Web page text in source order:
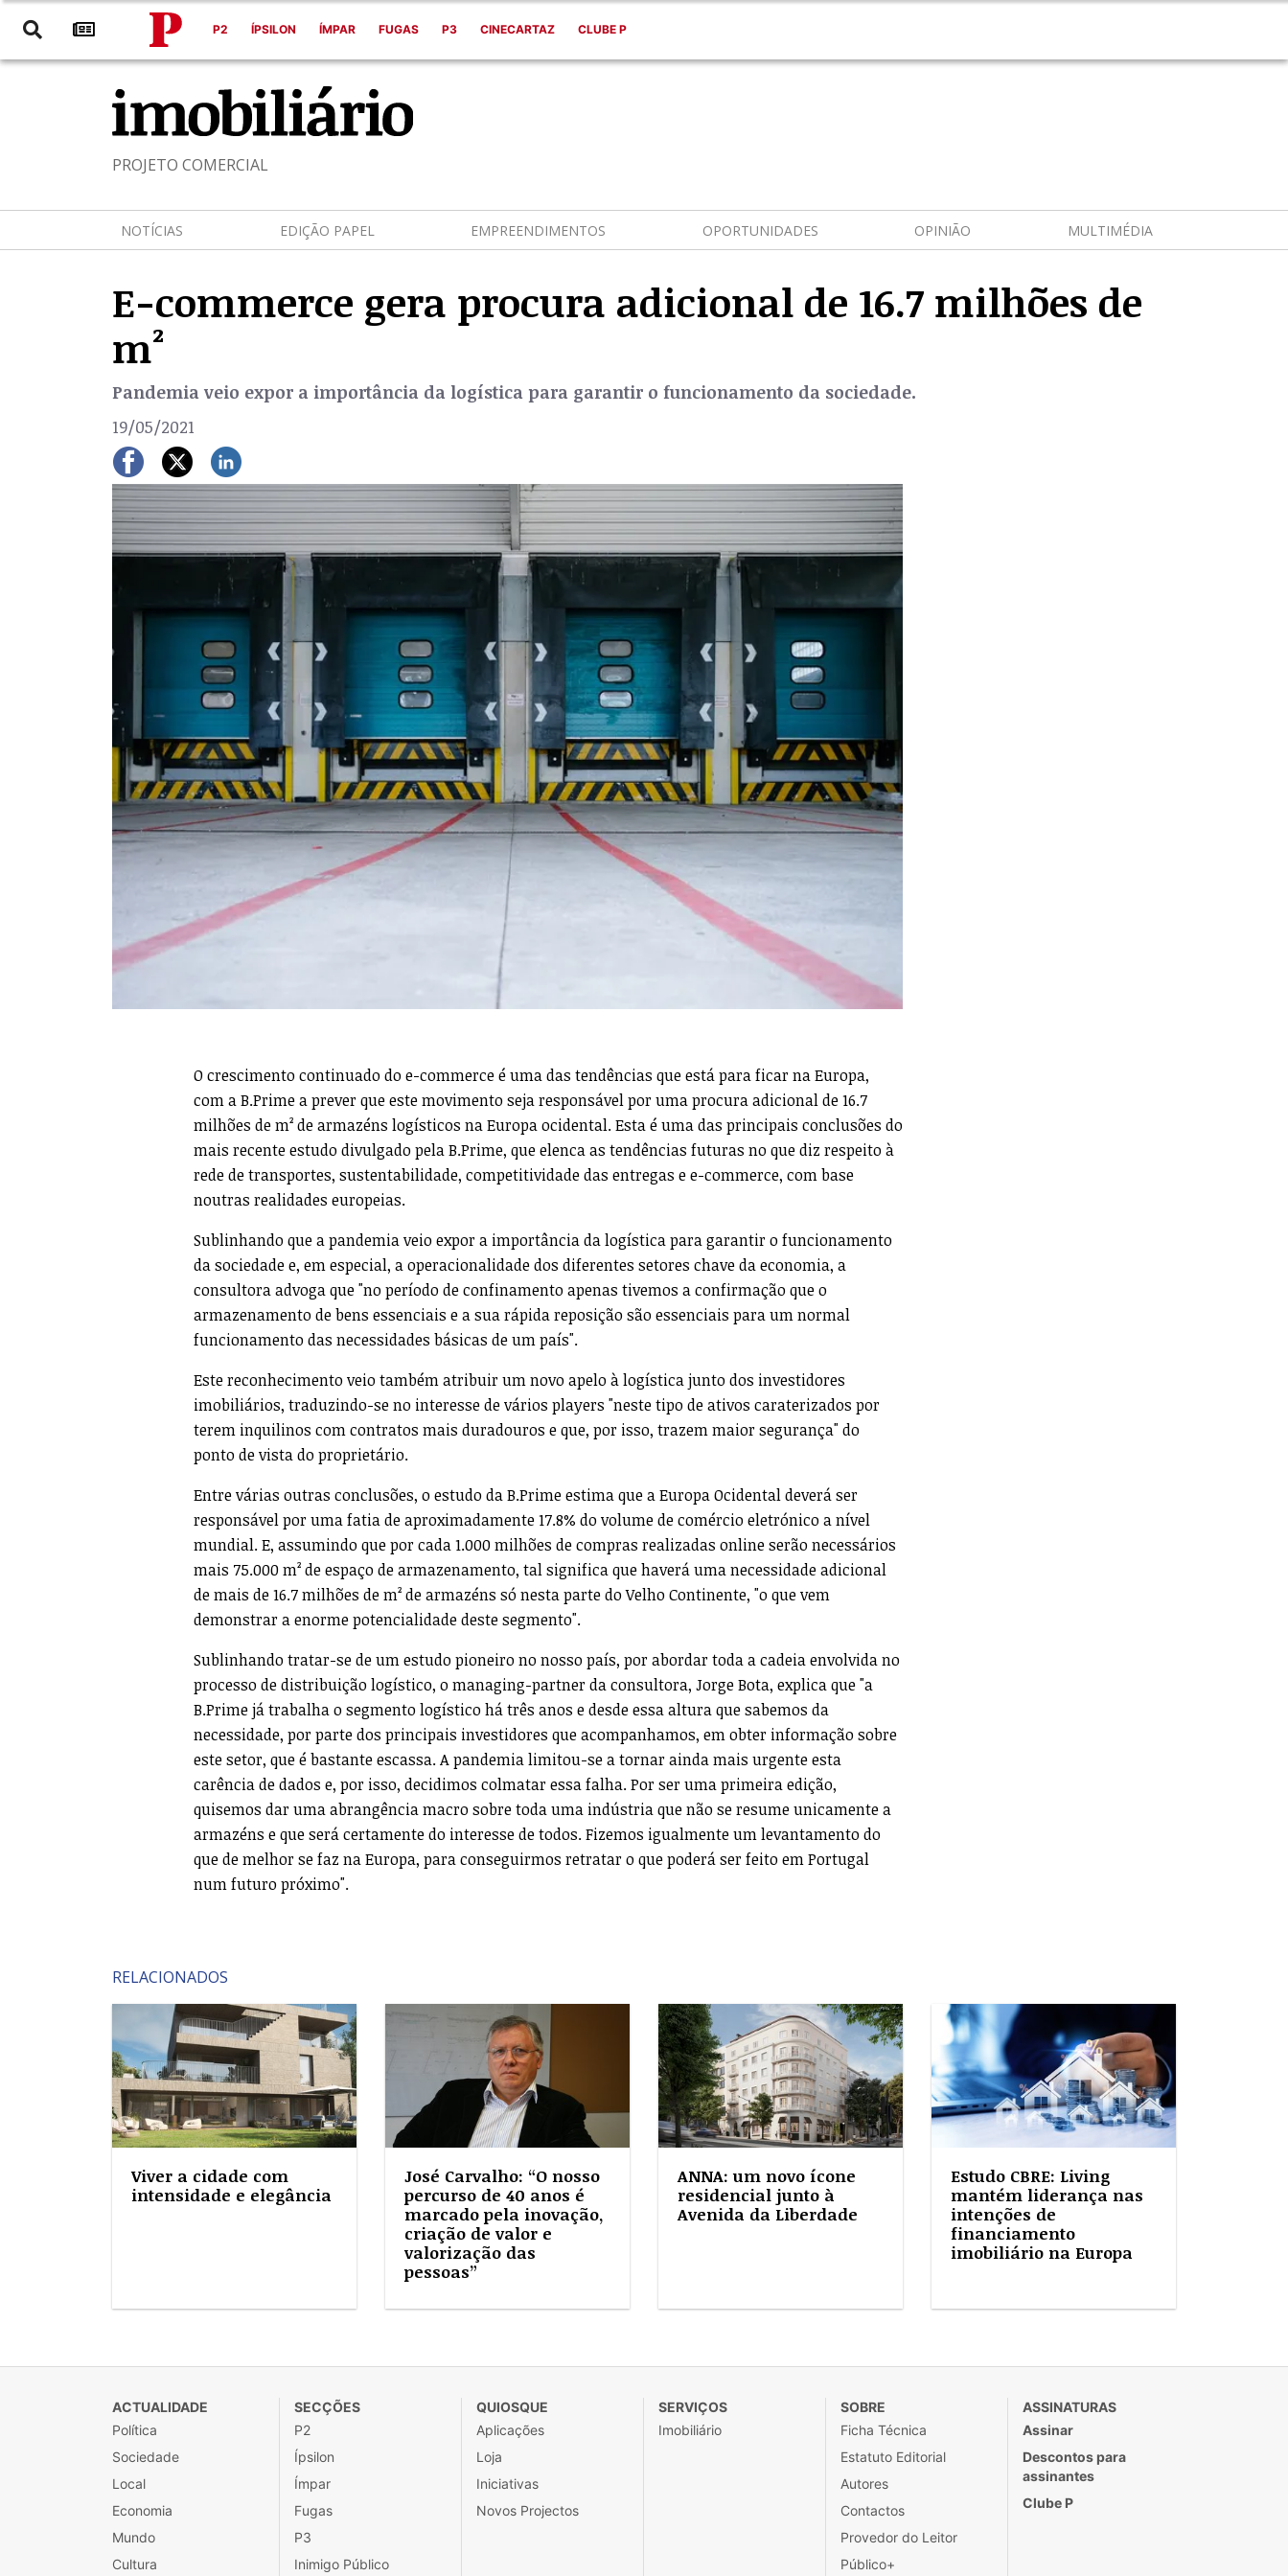
P2 ÍPSILON ÍMPAR FUGAS P3 CINECARTAZ CLUBE P
PROJETO COMERCIAL
NOTÍCIAS EDIÇÃO PAPEL EMPREENDIMENTOS OPORTUNIDADES OPINIÃO MULTIMÉDIA
E-commerce gera procura adicional de 16.7 milhões de
m²
Pandemia veio expor a importância da logística para garantir o funcionamento da sociedade.
19/05/2021
O crescimento continuado do e-commerce é uma das tendências que está para ficar na Europa,
com a B.Prime a prever que este movimento seja responsável por uma procura adicional de 16.7
milhões de m² de armazéns logísticos na Europa ocidental. Esta é uma das principais conclusões do
mais recente estudo divulgado pela B.Prime, que elenca as tendências futuras no que diz respeito à
rede de transportes, sustentabilidade, competitividade das entregas e e-commerce, com base
noutras realidades europeias.
Sublinhando que a pandemia veio expor a importância da logística para garantir o funcionamento
da sociedade e, em especial, a operacionalidade dos diferentes setores chave da economia, a
consultora advoga que "no período de confinamento apenas tivemos a confirmação que o
armazenamento de bens essenciais e a sua rápida reposição são essenciais para um normal
funcionamento das necessidades básicas de um país".
Este reconhecimento veio também atribuir um novo apelo à logística junto dos investidores
imobiliários, traduzindo-se no interesse de vários players "neste tipo de ativos caraterizados por
terem inquilinos com contratos mais duradouros e que, por isso, trazem maior segurança" do
ponto de vista do proprietário.
Entre várias outras conclusões, o estudo da B.Prime estima que a Europa Ocidental deverá ser
responsável por uma fatia de aproximadamente 17.8% do volume de comércio eletrónico a nível
mundial. E, assumindo que por cada 1.000 milhões de compras realizadas online serão necessários
mais 75.000 m² de espaço de armazenamento, tal significa que haverá uma necessidade adicional
de mais de 16.7 milhões de m² de armazéns só nesta parte do Velho Continente, "o que vem
demonstrar a enorme potencialidade deste segmento".
Sublinhando tratar-se de um estudo pioneiro no nosso país, por abordar toda a cadeia envolvida no
processo de distribuição logístico, o managing-partner da consultora, Jorge Bota, explica que "a
B.Prime já trabalha o segmento logístico há três anos e desde essa altura que sabemos da
necessidade, por parte dos principais investidores que acompanhamos, em obter informação sobre
este setor, que é bastante escassa. A pandemia limitou-se a tornar ainda mais urgente esta
carência de dados e, por isso, decidimos colmatar essa falha. Por ser uma primeira edição,
quisemos dar uma abrangência macro sobre toda uma indústria que não se resume unicamente a
armazéns e que será certamente do interesse de todos. Fizemos igualmente um levantamento do
que de melhor se faz na Europa, para conseguirmos retratar o que poderá ser feito em Portugal
num futuro próximo".
RELACIONADOS
Viver a cidade com
intensidade e elegância
José Carvalho: “O nosso
percurso de 40 anos é
marcado pela inovação,
criação de valor e
valorização das
pessoas”
ANNA: um novo ícone
residencial junto à
Avenida da Liberdade
Estudo CBRE: Living
mantém liderança nas
intenções de
financiamento
imobiliário na Europa
ACTUALIDADE
Política
Sociedade
Local
Economia
Mundo
Cultura
SECÇÕES
P2
Ípsilon
Ímpar
Fugas
P3
Inimigo Público
QUIOSQUE
Aplicações
Loja
Iniciativas
Novos Projectos
SERVIÇOS
Imobiliário
SOBRE
Ficha Técnica
Estatuto Editorial
Autores
Contactos
Provedor do Leitor
Público+
ASSINATURAS
Assinar
Descontos para
assinantes
Clube P